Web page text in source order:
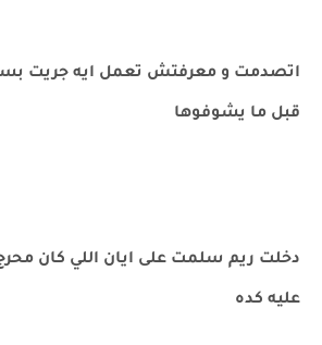
اتصدمت و معرفتش تعمل ايه جريت
قبل ما يشوفوها
دخلت ريم سلمت على ايان اللي كان
عليه كده